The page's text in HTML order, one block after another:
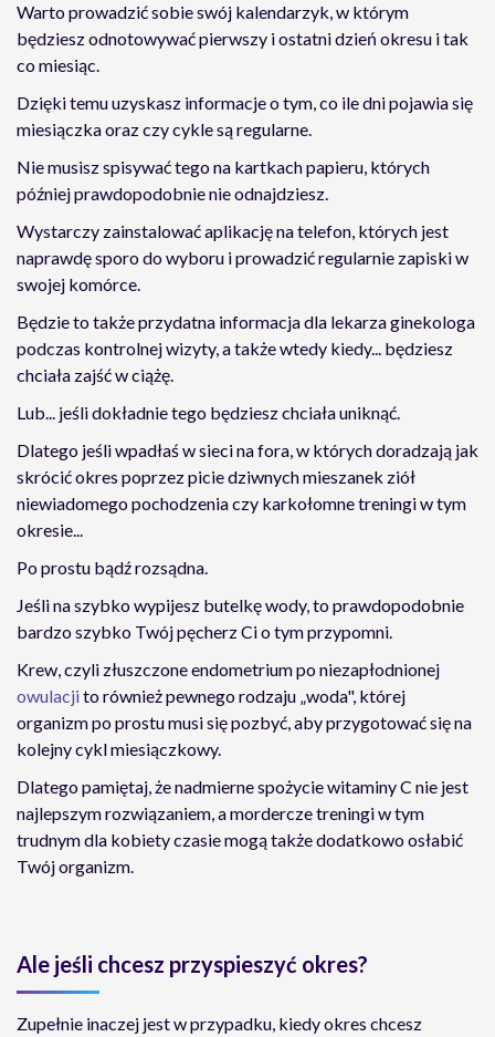
Warto prowadzić sobie swój kalendarzyk, w którym
będziesz odnotowywać pierwszy i ostatni dzień okresu i tak
co miesiąc.
Dzięki temu uzyskasz informacje o tym, co ile dni pojawia się
miesiączka oraz czy cykle są regularne.
Nie musisz spisywać tego na kartkach papieru, których
później prawdopodobnie nie odnajdziesz.
Wystarczy zainstalować aplikację na telefon, których jest
naprawdę sporo do wyboru i prowadzić regularnie zapiski w
swojej komórce.
Będzie to także przydatna informacja dla lekarza ginekologa
podczas kontrolnej wizyty, a także wtedy kiedy... będziesz
chciała zajść w ciążę.
Lub... jeśli dokładnie tego będziesz chciała uniknąć.
Dlatego jeśli wpadłaś w sieci na fora, w których doradzają jak
skrócić okres poprzez picie dziwnych mieszanek ziół
niewiadomego pochodzenia czy karkołomne treningi w tym
okresie...
Po prostu bądź rozsądna.
Jeśli na szybko wypijesz butelkę wody, to prawdopodobnie
bardzo szybko Twój pęcherz Ci o tym przypomni.
Krew, czyli złuszczone endometrium po niezapłodnionej
owulacjito również pewnego rodzaju „woda", której
organizm po prostu musi się pozbyć, aby przygotować się na
kolejny cykl miesiączkowy.
Dlatego pamiętaj, że nadmierne spożycie witaminy C nie jest
najlepszym rozwiązaniem, a mordercze treningi w tym
trudnym dla kobiety czasie mogą także dodatkowo osłabić
Twój organizm.
Ale jeśli chcesz przyspieszyć okres?
Zupełnie inaczej jest w przypadku, kiedy okres chcesz